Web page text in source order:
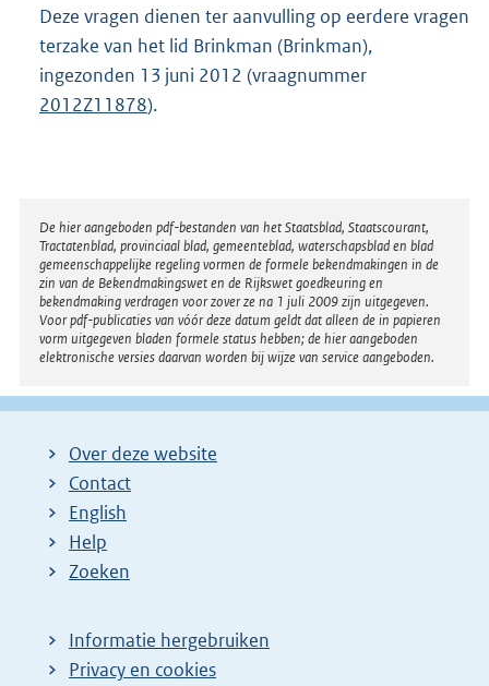
Deze vragen dienen ter aanvulling op eerdere vragen
terzake van het lid Brinkman (Brinkman),
ingezonden 13 juni 2012 (vraagnummer
2012Z11878).
Disclaimer
De hier aangeboden pdf-bestanden van het Staatsblad, Staatscourant,
Tractatenblad, provinciaal blad, gemeenteblad, waterschapsblad en blad
gemeenschappelijke regeling vormen de formele bekendmakingen in de
zin van de Bekendmakingswet en de Rijkswet goedkeuring en
bekendmaking verdragen voor zover ze na 1 juli 2009 zijn uitgegeven.
Voor pdf-publicaties van vóór deze datum geldt dat alleen de in papieren
vorm uitgegeven bladen formele status hebben; de hier aangeboden
elektronische versies daarvan worden bij wijze van service aangeboden.
Over deze website
Contact
English
Help
Zoeken
Informatie hergebruiken
Privacy en cookies